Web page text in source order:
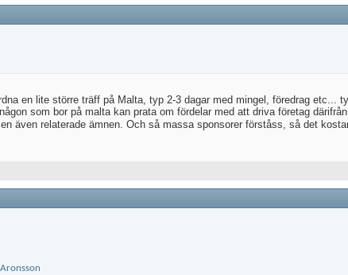
en lite större träff på Malta, typ 2-3 dagar med mingel, föredrag etc...
som bor på malta kan prata om fördelar med att driva företag
även relaterade ämnen. Och så massa sponsorer förståss, så det